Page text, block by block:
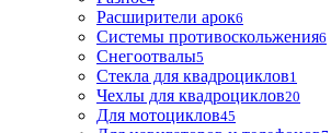
Расширители арок6
Системы противоскольжения6
Снегоотвалы5
Стекла для квадроциклов1
Чехлы для квадроциклов20
Для мотоциклов45